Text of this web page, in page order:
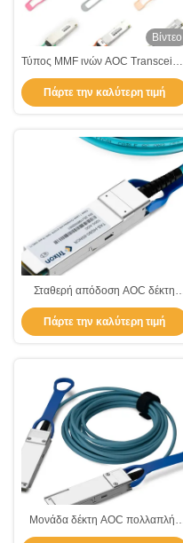
Βίντεο
Τύπος MMF ινών AOC Transceiver
Multi Mode 25Gbps 850nm TAS-
X5A3-85NCR
Πάρτε την καλύτερη τιμή
Σταθερή απόδοση AOC δέκτη
συμμορφούμενος με το
IEEE802.3z Laser 850nm-VCSEL
-5-70°C
Πάρτε την καλύτερη τιμή
Μονάδα δέκτη AOC πολλαπλής
λειτουργίας 25Gbps μέσω MMF